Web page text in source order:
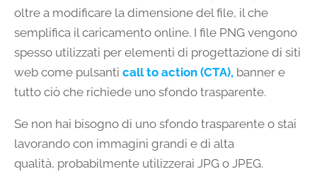
oltre a modificare la dimensione del file, il che
semplifica il caricamento online. I file PNG vengono
spesso utilizzati per elementi di progettazione di siti
web come pulsanti call to action (CTA), banner e
tutto ciò che richiede uno sfondo trasparente.
Se non hai bisogno di uno sfondo trasparente o stai
lavorando con immagini grandi e di alta
qualità, probabilmente utilizzerai JPG o JPEG.